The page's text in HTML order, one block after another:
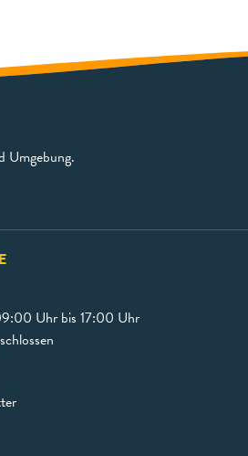
Umgebung.
Uhr bis 17:00 Uhr